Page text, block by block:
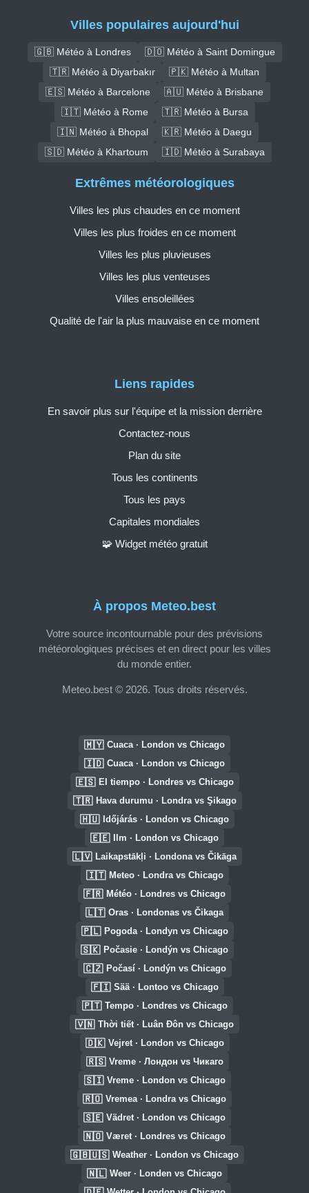
Villes populaires aujourd'hui
🇬🇧 Météo à Londres
🇩🇴 Météo à Saint Domingue
🇹🇷 Météo à Diyarbakır
🇵🇰 Météo à Multan
🇪🇸 Météo à Barcelone
🇦🇺 Météo à Brisbane
🇮🇹 Météo à Rome
🇹🇷 Météo à Bursa
🇮🇳 Météo à Bhopal
🇰🇷 Météo à Daegu
🇸🇩 Météo à Khartoum
🇮🇩 Météo à Surabaya
À propos Meteo.best
Votre source incontournable pour des prévisions
météorologiques précises et en direct pour les villes
du monde entier.
Meteo.best © 2026. Tous droits réservés.
Liens rapides
En savoir plus sur l'équipe et la mission derrière
Contactez-nous
Plan du site
Tous les continents
Tous les pays
Capitales mondiales
🧩 Widget météo gratuit
Extrêmes météorologiques
Villes les plus chaudes en ce moment
Villes les plus froides en ce moment
Villes les plus pluvieuses
Villes les plus venteuses
Villes ensoleillées
Qualité de l'air la plus mauvaise en ce moment
🇲🇾 Cuaca · London vs Chicago
🇮🇩 Cuaca · London vs Chicago
🇪🇸 El tiempo · Londres vs Chicago
🇹🇷 Hava durumu · Londra vs Şikago
🇭🇺 Időjárás · London vs Chicago
🇪🇪 Ilm · London vs Chicago
🇱🇻 Laikapstākļi · Londona vs Čikāga
🇮🇹 Meteo · Londra vs Chicago
🇫🇷 Météo · Londres vs Chicago
🇱🇹 Oras · Londonas vs Čikaga
🇵🇱 Pogoda · Londyn vs Chicago
🇸🇰 Počasie · Londýn vs Chicago
🇨🇿 Počasí · Londýn vs Chicago
🇫🇮 Sää · Lontoo vs Chicago
🇵🇹 Tempo · Londres vs Chicago
🇻🇳 Thời tiết · Luân Đôn vs Chicago
🇩🇰 Vejret · London vs Chicago
🇷🇸 Vreme · Лондон vs Чикаго
🇸🇮 Vreme · London vs Chicago
🇷🇴 Vremea · Londra vs Chicago
🇸🇪 Vädret · London vs Chicago
🇳🇴 Været · Londres vs Chicago
🇬🇧🇺🇸 Weather · London vs Chicago
🇳🇱 Weer · Londen vs Chicago